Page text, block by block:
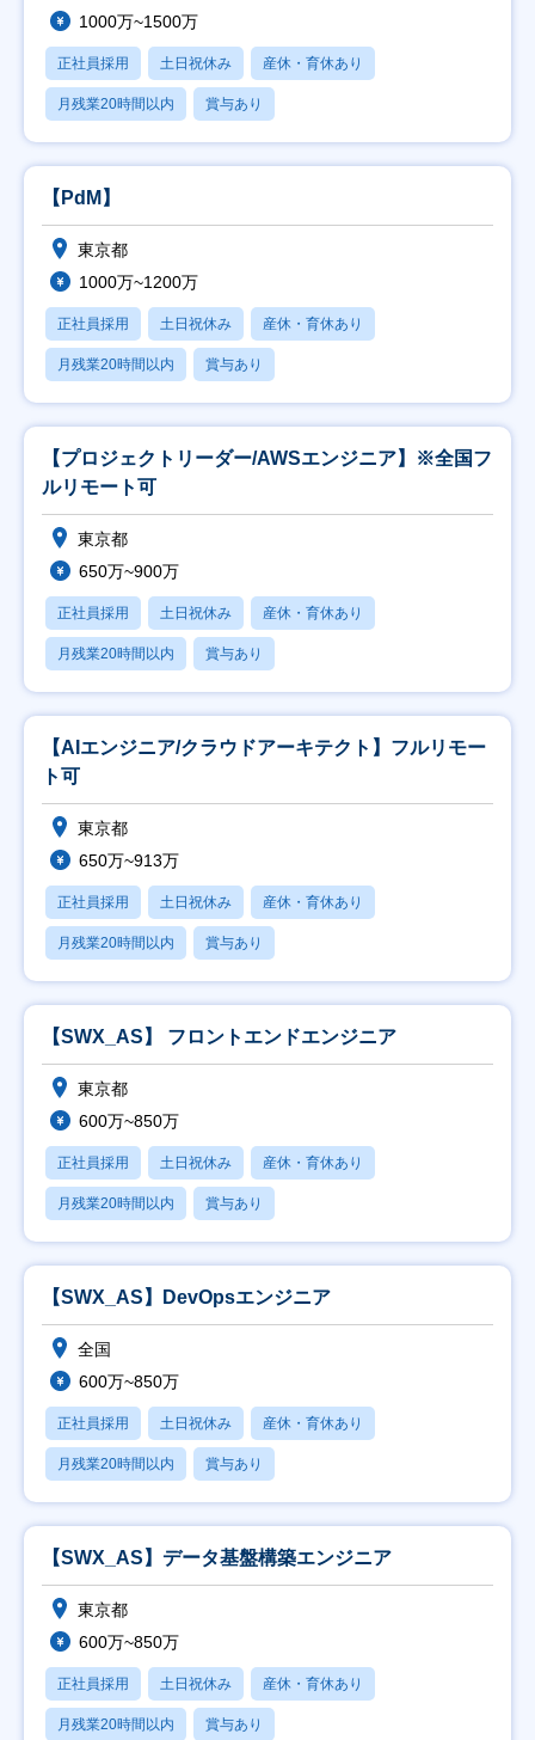
1000万~1500万
正社員採用 土日祝休み 産休・育休あり
月残業20時間以内 賞与あり
【PdM】
東京都
1000万~1200万
正社員採用 土日祝休み 産休・育休あり
月残業20時間以内 賞与あり
【プロジェクトリーダー/AWSエンジニア】※全国フ
ルリモート可
東京都
650万~900万
正社員採用 土日祝休み 産休・育休あり
月残業20時間以内 賞与あり
【AIエンジニア/クラウドアーキテクト】フルリモー
ト可
東京都
650万~913万
正社員採用 土日祝休み 産休・育休あり
月残業20時間以内 賞与あり
【SWX_AS】 フロントエンドエンジニア
東京都
600万~850万
正社員採用 土日祝休み 産休・育休あり
月残業20時間以内 賞与あり
【SWX_AS】DevOpsエンジニア
全国
600万~850万
正社員採用 土日祝休み 産休・育休あり
月残業20時間以内 賞与あり
【SWX_AS】データ基盤構築エンジニア
東京都
600万~850万
正社員採用 土日祝休み 産休・育休あり
月残業20時間以内 賞与あり